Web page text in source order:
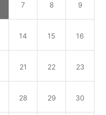
7 8 9
14 15 16
21 22 23
28 29 30